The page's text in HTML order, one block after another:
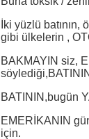
İki yüzlü
gibi ülkelerin ,
BAKMAYIN siz,
BATININ,bugün
EMERİKANIN
için.